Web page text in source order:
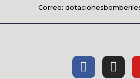
Correo:
F
a
I
n